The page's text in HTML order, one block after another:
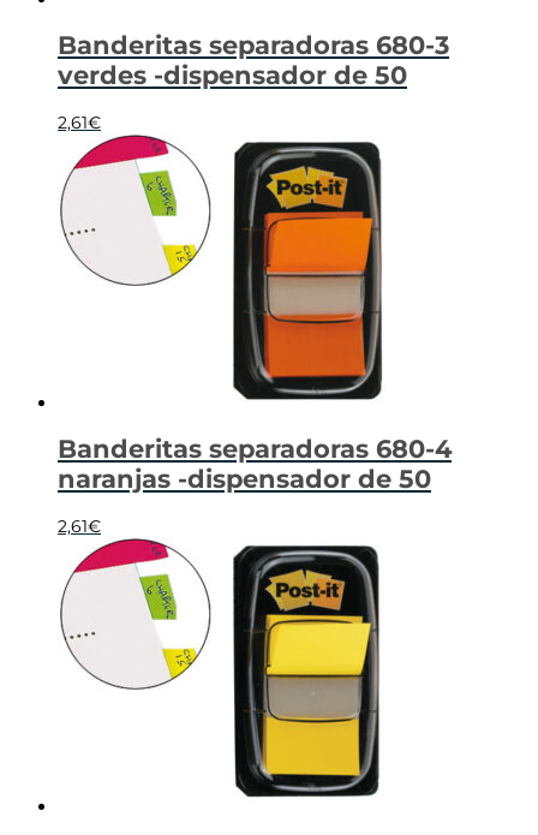
Banderitas separadoras 680-3
verdes -dispensador de 50
2,61€
Banderitas separadoras 680-4
naranjas -dispensador de 50
2,61€